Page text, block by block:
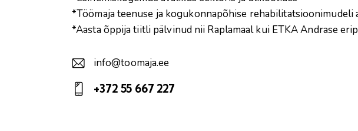
*Töömaja teenuse ja kogukonnapõhise rehabilitatsioonimudeli
*Aasta õppija tiitli pälvinud nii Raplamaal kui ETKA Andrase
E-
m
info@toomaja.ee
+372 55 667 227